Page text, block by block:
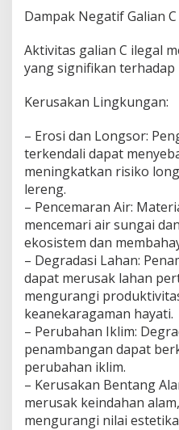
Dampak Negatif Galian
Aktivitas galian C ilegal
yang signifikan
Kerusakan Lingkungan:
– Erosi dan Longsor:
terkendali dapat
meningkatkan risiko
lereng.
– Pencemaran Air:
mencemari air sungai
ekosistem dan
– Degradasi Lahan:
dapat merusak lahan
mengurangi
keanekaragaman hayati.
– Perubahan Iklim:
penambangan dapat
perubahan iklim.
– Kerusakan Bentang
merusak keindahan
mengurangi nilai